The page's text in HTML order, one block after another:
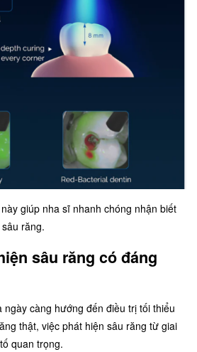
giúp nha sĩ nhanh chóng nhận biết
răng.
sâu răng có đáng
ngày càng hướng đến điều trị tối thiểu
thật, việc phát hiện sâu răng từ giai
quan trọng.